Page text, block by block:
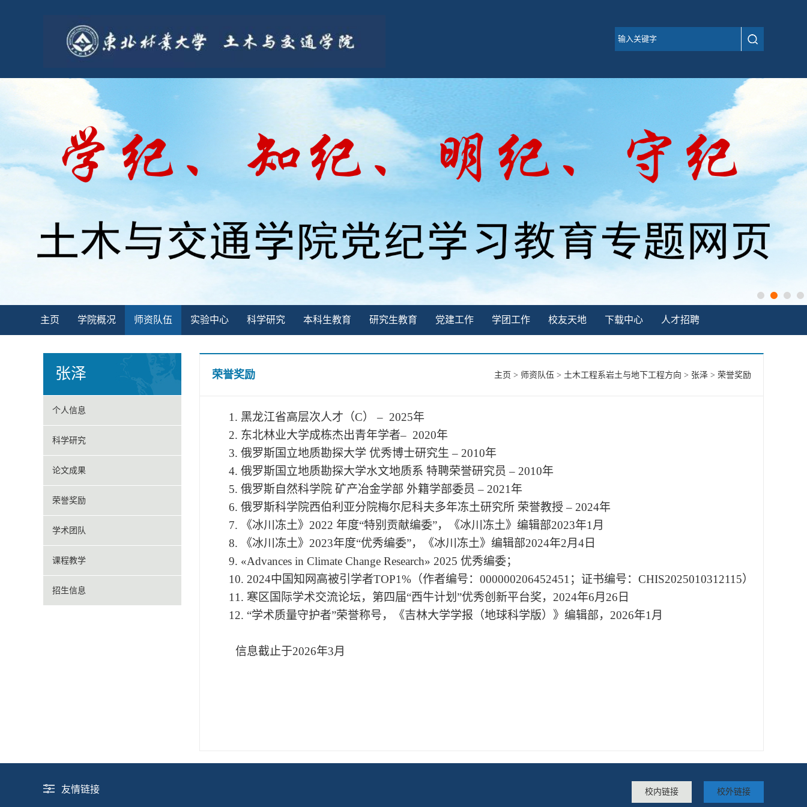
主页 学院概况 师资队伍 实验中心 科学研究 本科生教育 研究生教育 党建工作 学团工作 校友天地 下载中心 人才招聘
张泽
个人信息
科学研究
论文成果
荣誉奖励
学术团队
课程教学
招生信息
荣誉奖励 主页 > 师资队伍 > 土木工程系岩土与地下工程方向 > 张泽 > 荣誉奖励
1. 黑龙江省高层次人才（C）– 2025年
2. 东北林业大学成栋杰出青年学者– 2020年
3. 俄罗斯国立地质勘探大学 优秀博士研究生 – 2010年
4. 俄罗斯国立地质勘探大学水文地质系 特聘荣誉研究员 – 2010年
5. 俄罗斯自然科学院 矿产冶金学部 外籍学部委员 – 2021年
6. 俄罗斯科学院西伯利亚分院梅尔尼科夫多年冻土研究所 荣誉教授 – 2024年
7.
《冰川冻土》 2022 年度“特别贡献编委”，《冰川冻土》编辑部2023年1月
8.
《冰川冻土》 2023年度“优秀编委”，《冰川冻土》编辑部2024年2月 4日
9. «Advances in Climate Change Research» 2025 优秀编委；
10. 2024中国知网高被引学者TOP1% （作者编号： 000000206452451；证书编号： CHIS2025010312115）
11. 寒区国际学术交流论坛，第四届“西牛计划 ”优秀创新平台奖， 2024年6月 26 日
12. “学术质量守护者”荣誉称号，《吉林大学学报（地球科学版）》编辑部， 2026年1月
信息截止于2026年3月
友情链接 校外链接
校内链接